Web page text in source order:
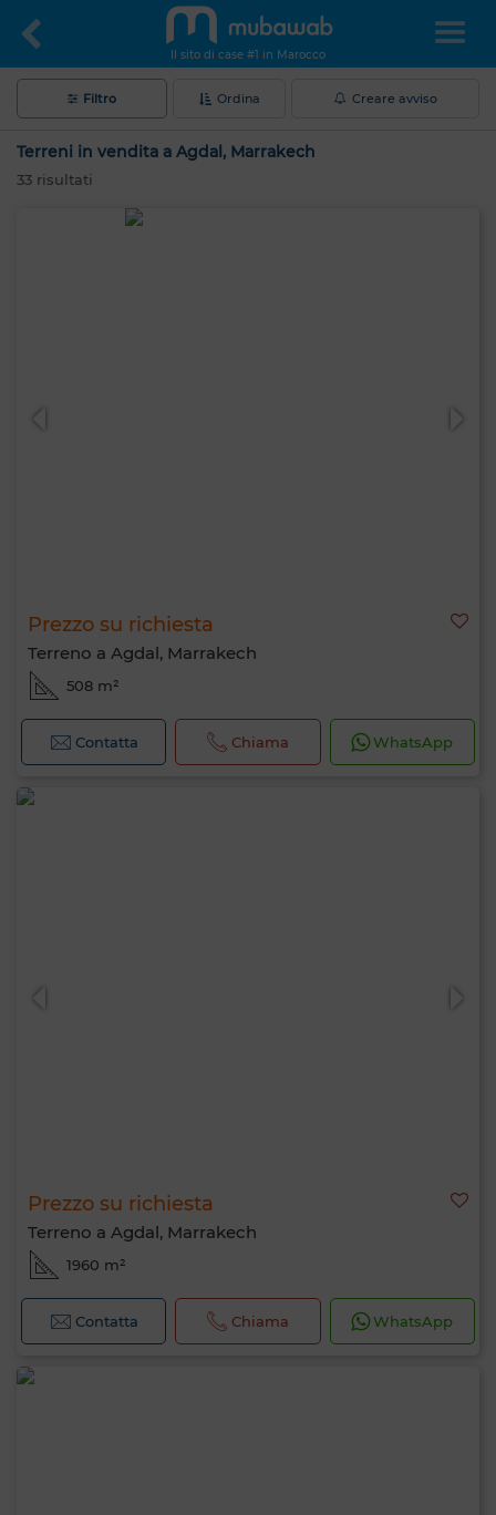
Il sito di case #1 in Marocco
Filtro Ordina Creare avviso
Terreni in vendita a Agdal, Marrakech
33 risultati
Prezzo su richiesta
Terreno a Agdal, Marrakech
508 m²
Contatta Chiama WhatsApp
Prezzo su richiesta
Terreno a Agdal, Marrakech
1960 m²
Contatta Chiama WhatsApp